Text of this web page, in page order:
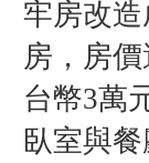
牢房改
房，房
台幣3萬
臥室與